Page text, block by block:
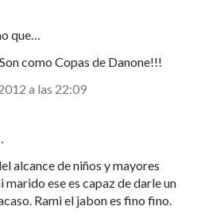
que…
como Copas de Danone!!!
a las 22:09
alcance de niños y mayores
ese es capaz de darle un
Rami el jabon es fino fino.